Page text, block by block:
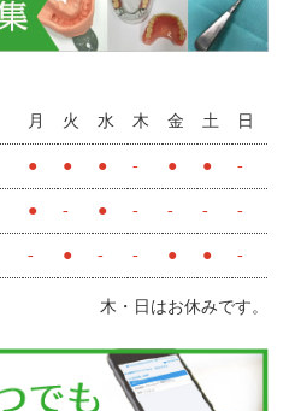
月 火 水 木 金 土 日
● ● ● - ● ● -
● - ● - - - -
- ● - - ● ● -
木・日はお休みです。